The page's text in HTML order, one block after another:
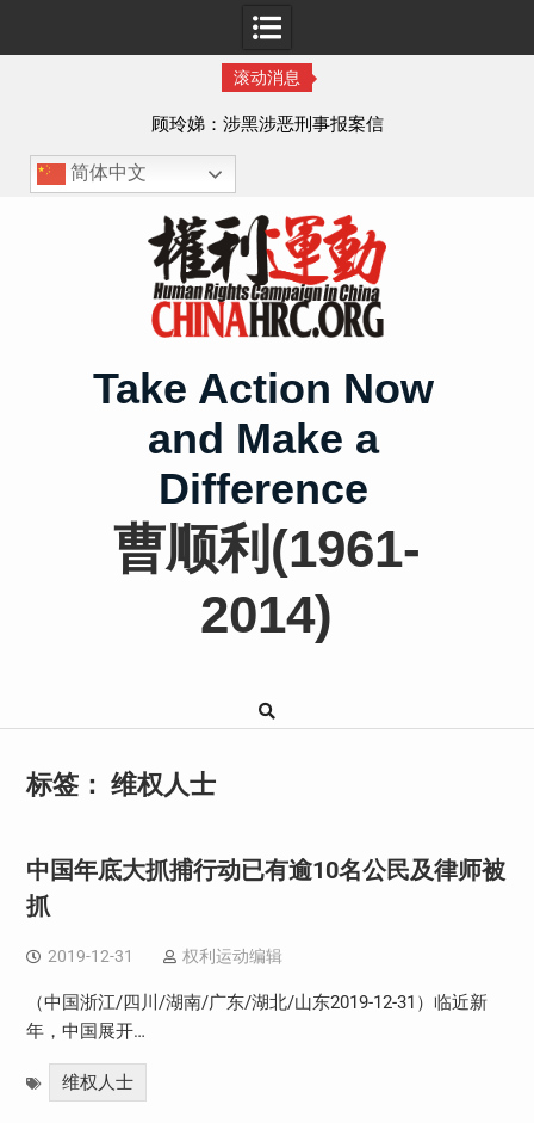
滚动消息
顾玲娣：涉黑涉恶刑事报案信
简体中文
Take Action Now
and Make a
Difference
曹顺利(1961-
2014)
标签： 维权人士
中国年底大抓捕行动已有逾10名公民及律师被
抓
2019-12-31 权利运动编辑
（中国浙江/四川/湖南/广东/湖北/山东2019-12-31）临近新
年，中国展开…
维权人士